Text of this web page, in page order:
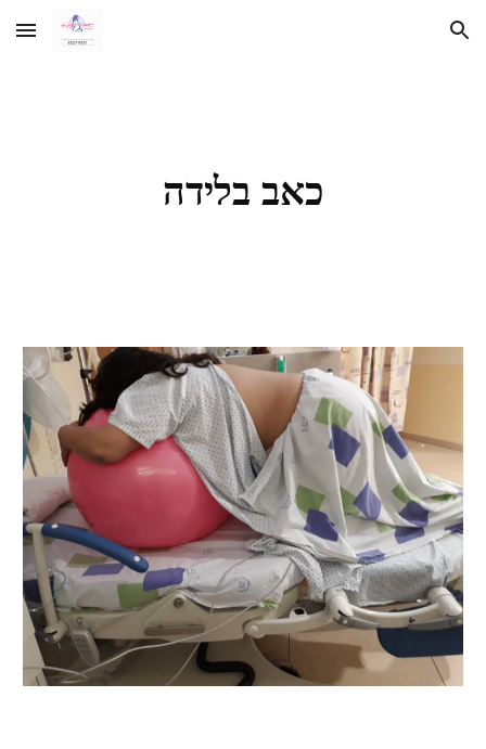
Skip to main content Skip to navigation
כאב בלידה